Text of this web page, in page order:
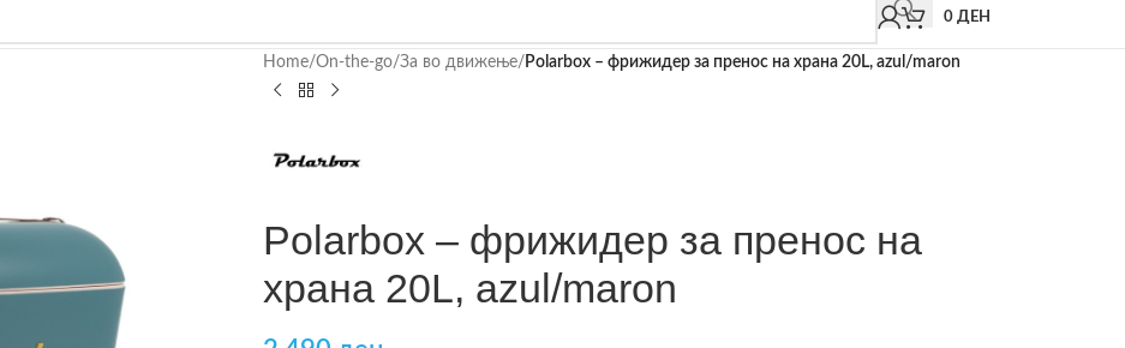
0 ДЕН
Home/On-the-go/За во движење/ Polarbox – фрижидер за пренос на храна 20L, azul/maron
Polarbox – фрижидер за пренос на
храна 20L, azul/maron